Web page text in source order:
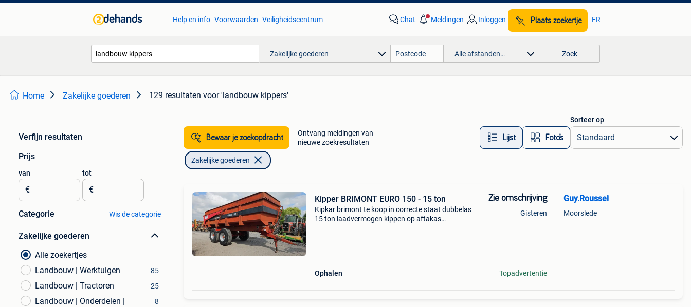
Help en info Voorwaarden Veiligheidscentrum Chat Meldingen Inloggen Plaats zoekertje FR
Zakelijke goederen Alle afstanden… Zoek
Home Zakelijke goederen 129 resultaten voor 'landbouw kippers'
Verfijn resultaten
Prijs
van
€
tot
€
Categorie Wis de categorie
Zakelijke goederen
Alle zoekertjes
Landbouw | Werktuigen
85
Landbouw | Tractoren 25
Landbouw | Onderdelen |
8
Bewaar je zoekopdracht
Ontvang meldingen van
nieuwe zoekresultaten
Lijst Foto’s
Sorteer op
Zakelijke goederen
Kipper BRIMONT EURO 150 - 15 ton
Kipkar brimont te koop in correcte staat dubbelas
15 ton laadvermogen kippen op aftakas
Ophalen
Zie omschrijving
Gisteren
Topadvertentie
Guy.Roussel
Moorslede